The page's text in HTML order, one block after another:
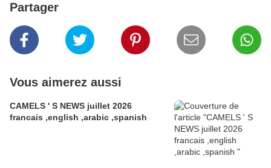
Partager
Vous aimerez aussi
CAMELS ' S NEWS juillet 2026
francais ,english ,arabic ,spanish